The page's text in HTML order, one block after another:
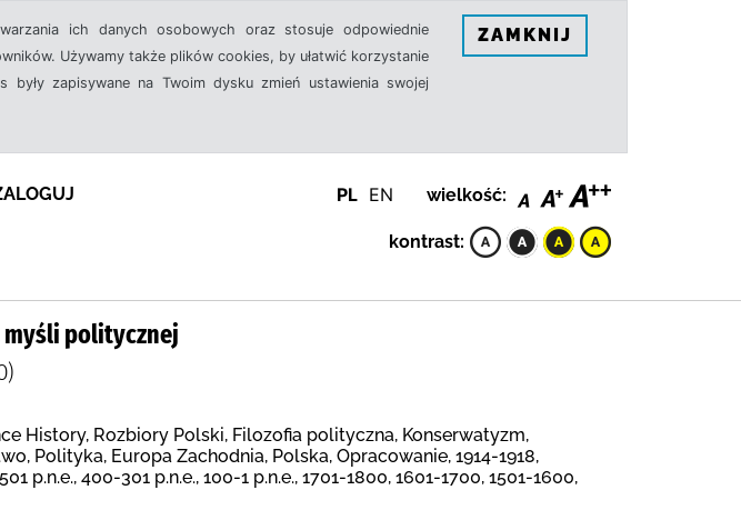
ich danych osobowych oraz stosuje odpowiednie
Używamy także plików cookies, by ułatwić korzystanie
zapisywane na Twoim dysku zmień ustawienia swojej
ZAMKNIJ
PL EN wielkość:
kontrast:
myśli politycznej
History, Rozbiory Polski, Filozofia polityczna, Konserwatyzm,
Polityka, Europa Zachodnia, Polska, Opracowanie, 1914-1918,
p.n.e., 400-301 p.n.e., 100-1 p.n.e., 1701-1800, 1601-1700, 1501-1600,